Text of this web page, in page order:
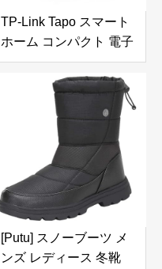
TP-Link Tapo スマート
ホーム コンパクト 電子
ペーパー 大型画面 温湿
度計 温度計 湿度計 ス
イス 高精度 温度 湿度
アラーム Tapoスマート
ハブ必須Sub-1GHz ス
マート温湿度計 Tapo
T315
[Putu] スノーブーツ メ
ンズ レディース 冬靴